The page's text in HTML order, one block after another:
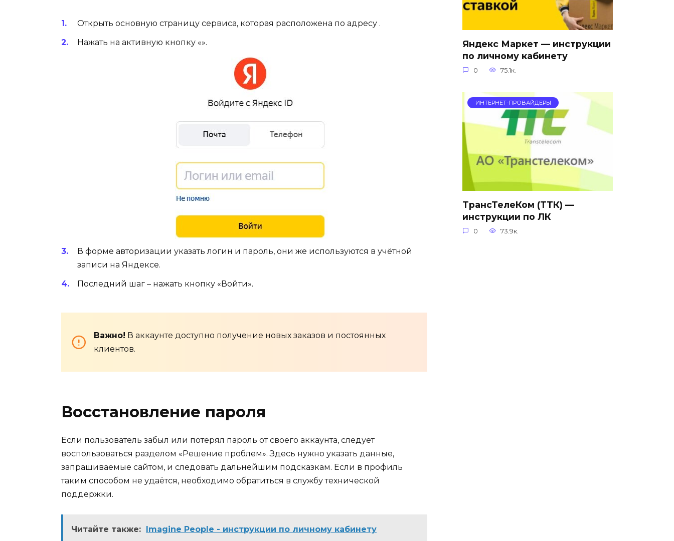
Открыть основную страницу сервиса, которая расположена по адресу .
Нажать на активную кнопку «».
В форме авторизации указать логин и пароль, они же используются в учётной
записи на Яндексе.
Последний шаг – нажать кнопку «Войти».
Важно! В аккаунте доступно получение новых заказов и постоянных
клиентов.
Восстановление пароля
Если пользователь забыл или потерял пароль от своего аккаунта, следует
воспользоваться разделом «Решение проблем». Здесь нужно указать данные,
запрашиваемые сайтом, и следовать дальнейшим подсказкам. Если в профиль
таким способом не удаётся, необходимо обратиться в службу технической
поддержки.
Читайте также: Imagine People - инструкции по личному кабинету
Яндекс Маркет — инструкции
по личному кабинету
0 75.1к.
ИНТЕРНЕТ-ПРОВАЙДЕРЫ
ТрансТелеКом (ТТК) —
инструкции по ЛК
0 73.9к.